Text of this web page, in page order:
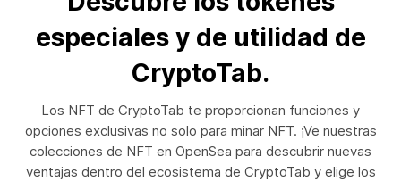
especiales y de utilidad de
CryptoTab.
Los NFT de CryptoTab te proporcionan funciones y
opciones exclusivas no solo para minar NFT. ¡Ve nuestras
colecciones de NFT en OpenSea para descubrir nuevas
ventajas dentro del ecosistema de CryptoTab y elige los